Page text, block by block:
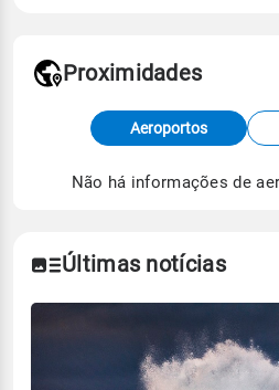
Fonte: dados combinados
meteorológicas e satélite
de Tempo e Estudos
Proximidades
Aeroportos
Não há informações de
Últimas notícias